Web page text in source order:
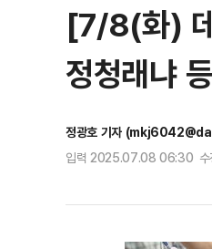
[7/8(화)
정청래냐
정광호 기자
입력 2025.07.08 06:30